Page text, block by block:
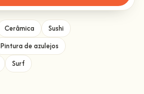
Cerâmica
Sushi
Pintura de azulejos
Surf